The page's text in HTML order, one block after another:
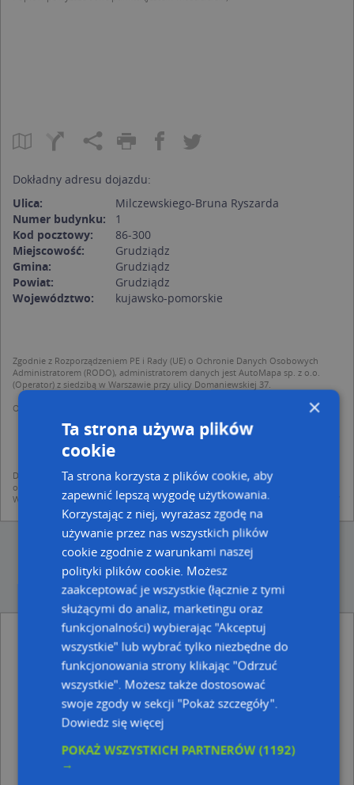
Dokładny adresu dojazdu:
Ulica:
Milczewskiego-Bruna Ryszarda
Numer budynku:
1
Kod pocztowy:
86-300
Miejscowość:
Grudziądz
Gmina:
Grudziądz
Powiat:
Grudziądz
Województwo:
kujawsko-pomorskie
Zgodnie z Rozporządzeniem PE i Rady (UE) o Ochronie Danych Osobowych
Administratorem (RODO), administratorem danych jest AutoMapa sp. z o.o.
(Operator) z siedzibą w Warszawie przy ulicy Domaniewskiej 37.
Operator przetwarza dane osobowe w celu:
dodania ich do bazy Targeo oraz publikacji w wyszukiwarce firm i na
mapach (art. 6 ust. 1 lit. f RODO)
udostępniania danych o firmach partnerom biznesowym operatora (art.
6 ust. 1 lit. f RODO)
Dane pochodzą z publicznych baz CEIDG, GUS, REGON, z firmowych stron www
oraz od podmiotów zewnętrznych.
Więcej informacji dot. RODO:http://regulamin.automapa.pl/odo_przetwarzanie/
Plac zabaw, Ogródek - inne Kultura, Rozrywka
w pobliżu
Plac zabaw, Ogródek, Legionów, 86-300, 86-304
Grudziądz
Plac zabaw, Ogródek, Piastowska, 86-300 Grudziądz
Plac zabaw, Ogródek, Karabinierów*498 26, 86-300
Adresy w pobliżu
×
Ta strona używa plików
cookie
Ta strona korzysta z plików cookie, aby
zapewnić lepszą wygodę użytkowania.
Korzystając z niej, wyrażasz zgodę na
używanie przez nas wszystkich plików
cookie zgodnie z warunkami naszej
polityki plików cookie. Możesz
zaakceptować je wszystkie (łącznie z tymi
służącymi do analiz, marketingu oraz
funkcjonalności) wybierając "Akceptuj
wszystkie" lub wybrać tylko niezbędne do
funkcjonowania strony klikając "Odrzuć
wszystkie". Możesz także dostosować
swoje zgody w sekcji "Pokaż szczegóły".
Dowiedz się więcej
POKAŻ WSZYSTKICH PARTNERÓW(1192)
→